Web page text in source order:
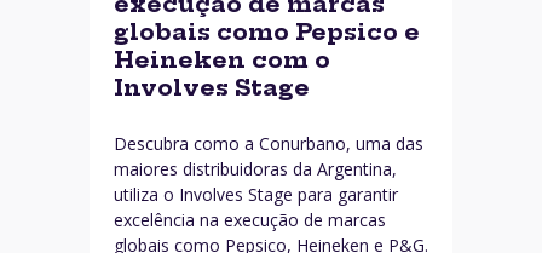
globais como Pepsico e
Heineken com o
Involves Stage
Descubra como a Conurbano, uma das
maiores distribuidoras da Argentina,
utiliza o Involves Stage para garantir
excelência na execução de marcas
globais como Pepsico, Heineken e P&G.